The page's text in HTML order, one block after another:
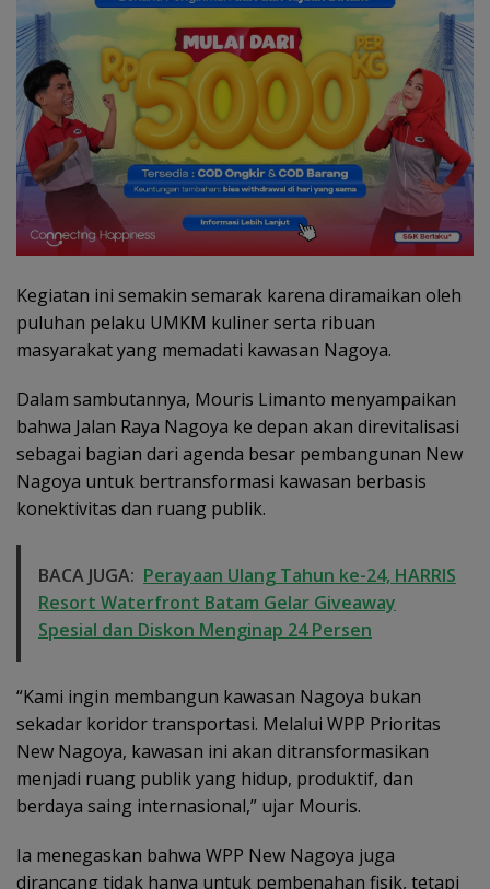
Kegiatan ini semakin semarak karena diramaikan oleh
puluhan pelaku UMKM kuliner serta ribuan
masyarakat yang memadati kawasan Nagoya.
Dalam sambutannya, Mouris Limanto menyampaikan
bahwa Jalan Raya Nagoya ke depan akan direvitalisasi
sebagai bagian dari agenda besar pembangunan New
Nagoya untuk bertransformasi kawasan berbasis
konektivitas dan ruang publik.
BACA JUGA: Perayaan Ulang Tahun ke-24, HARRIS
Resort Waterfront Batam Gelar Giveaway
Spesial dan Diskon Menginap 24 Persen
“Kami ingin membangun kawasan Nagoya bukan
sekadar koridor transportasi. Melalui WPP Prioritas
New Nagoya, kawasan ini akan ditransformasikan
menjadi ruang publik yang hidup, produktif, dan
berdaya saing internasional,” ujar Mouris.
Ia menegaskan bahwa WPP New Nagoya juga
dirancang tidak hanya untuk pembenahan fisik, tetapi